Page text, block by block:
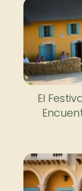
El